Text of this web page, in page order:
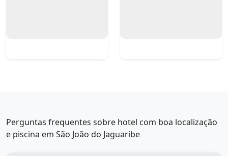
Perguntas frequentes sobre hotel com boa localização
e piscina em São João do Jaguaribe